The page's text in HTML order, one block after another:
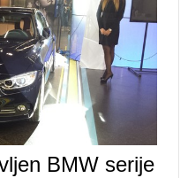
BMW serije